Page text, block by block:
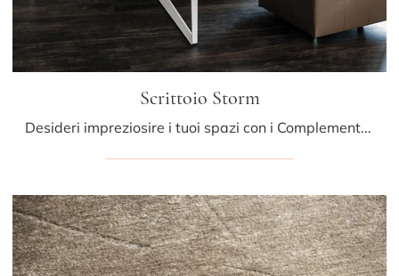
Scrittoio Storm
Desideri impreziosire i tuoi spazi con i Complementi Cattelan Italia? Ti presentiamo differenti modelli di scrittoi in metallo come Scrittoio Storm.